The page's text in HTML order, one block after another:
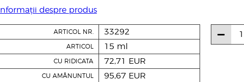
Informații despre produs
ARTICOL NR. 33292
ARTICOL 15 ml
CU RIDICATA 72,71 EUR
CU AMĂNUNTUL 95,67 EUR